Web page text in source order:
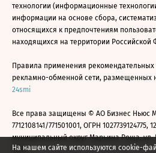
На нашем сайте используются cookie-
технологии (информационные
информации на основе сбора,
относящихся к предпочтениям
находящихся на территории Российской
Правила применения рекомендательных
рекламно-обменной сети, размещенных
24smi
Все права защищены © АО Бизнес Ньюс
7712108141/771501001, ОГРН 1027739124775,
муниципальный округ Марьина Роща, ул.
2026